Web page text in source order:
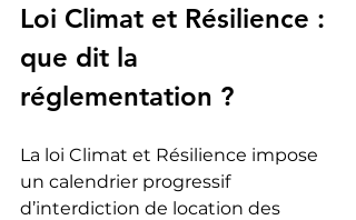
Loi Climat et Résilience :
que dit la
réglementation ?
La loi Climat et Résilience impose
un calendrier progressif
d’interdiction de location des